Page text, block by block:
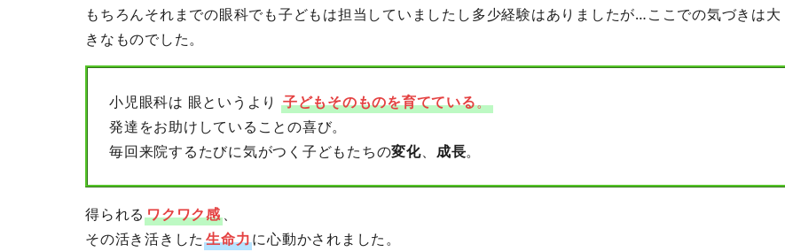
もちろんそれまでの眼科でも子どもは担当していましたし多少経験はありましたが…ここでの気づきは大
きなものでした。
小児眼科は 眼というより 子どもそのものを育てている。
発達をお助けしていることの喜び。
毎回来院するたびに気がつく子どもたちの変化、 成長。
得られるワクワク感、
その活き活きした生命力に心動かされました。